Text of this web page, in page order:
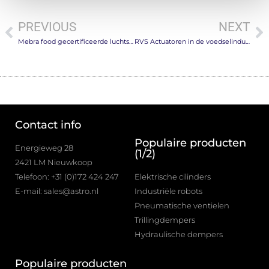
PREVIOUS
Mebra food gecertificeerde luchtslangen
NEXT
RVS Actuatoren in de voedselindustrie
Contact info
Energieweg 28
2421 LM Nieuwkoop
Telefoon: +31 (0)172 424 247
E-mail: sales@astro.nl
Populaire producten
(1/2)
Elektrische cilinders
Industriële robots
Pneumatische ventielen
Trillingdempers
Hydraulische dempers
Populaire producten